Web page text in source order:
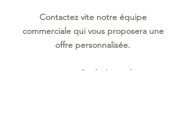
Contactez vite notre équipe
commerciale qui vous proposera une
offre personnalisée.
contact@cafeslatour.fr